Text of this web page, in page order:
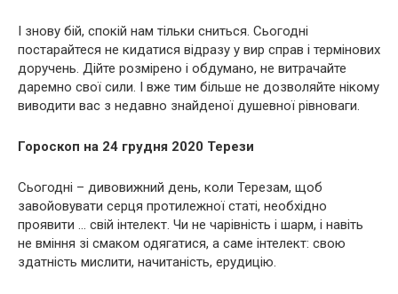
І знову бій, спокій нам тільки сниться. Сьогодні
постарайтеся не кидатися відразу у вир справ і термінових
доручень. Дійте розмірено і обдумано, не витрачайте
даремно свої сили. І вже тим більше не дозволяйте нікому
виводити вас з недавно знайденої душевної рівноваги.
Гороскоп на 24 грудня 2020 Терези
Сьогодні – дивовижний день, коли Терезам, щоб
завойовувати серця протилежної статі, необхідно
проявити … свій інтелект. Чи не чарівність і шарм, і навіть
не вміння зі смаком одягатися, а саме інтелект: свою
здатність мислити, начитаність, ерудицію.